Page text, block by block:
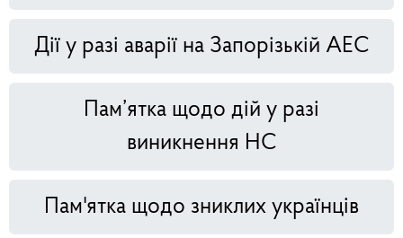
Дії у разі аварії на Запорізькій АЕС
Пам’ятка щодо дій у разі
виникнення НС
Пам'ятка щодо зниклих українців